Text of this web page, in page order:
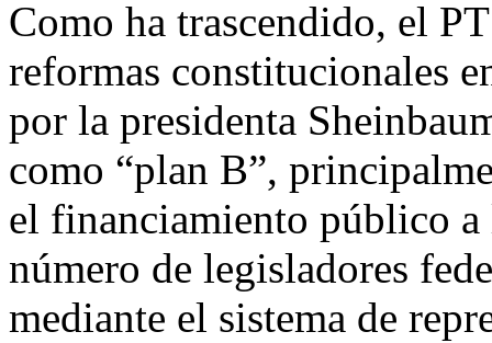
Como ha trascendido, el
reformas constitucionales
por la presidenta
como “plan B”,
el financiamiento público
número de legisladores
mediante el sistema de